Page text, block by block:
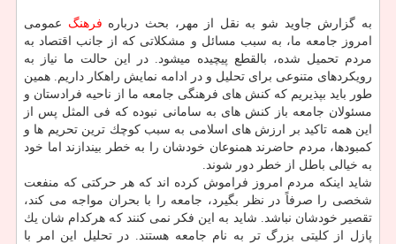
به گزارش جاوید شو به نقل از مهر، بحث درباره فرهنگ عمومی
امروز جامعه ما، به سبب مسائل و مشكلاتی كه از جانب اقتصاد به
مردم تحمیل شده، بالقطع پیچیده میشود. در این حالت ما نیاز به
رویكردهای متنوعی برای تحلیل و در ادامه نمایش راهكار داریم. همین
طور باید بپذیریم كه كنش های فرهنگی جامعه ما از ناحیه فرادستان و
مسئولان جامعه باز كنش های به سامانی نبوده كه فی المثل پس از
این همه تاكید بر ارزش های اسلامی به سبب كوچك ترین تحریم ها و
كمبودها، مردم حاضرند همنوعان خودشان را به خطر بیندازند اما خود
به خیالی باطل از خطر دور شوند.
شاید اینكه مردم امروز فراموش كرده اند كه هر حركتی كه منفعت
شخصی را صرفاً در نظر بگیرد، جامعه را با بحران مواجه می كند،
تقصیر خودشان نباشد. شاید به این فكر نمی كنند كه هركدام شان یك
پازل از كلیتی بزرگ تر به نام جامعه هستند. در تحلیل این امر با